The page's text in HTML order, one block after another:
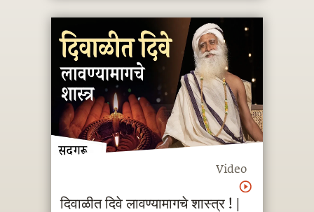
Video
दिवाळीत दिवे लावण्यामागचे शास्त्र ! |